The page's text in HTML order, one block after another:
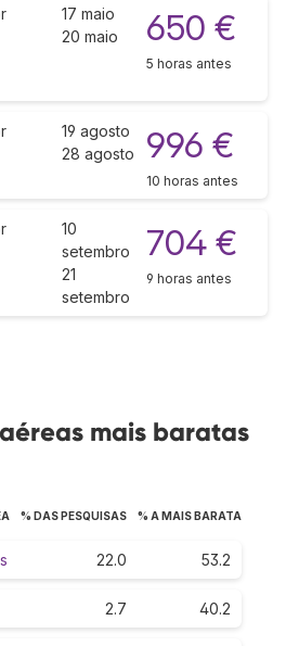
17 maio
20 maio
650 €
5 horas antes
19 agosto
28 agosto
996 €
10 horas antes
10
setembro
21
setembro
704 €
9 horas antes
mais baratas
% DAS PESQUISAS % A MAIS BARATA
22.0 53.2
2.7 40.2